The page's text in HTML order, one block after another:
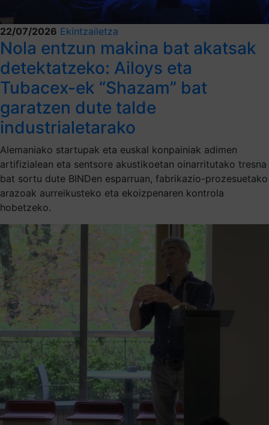
22/07/2026 Ekintzailetza
Nola entzun makina bat akatsak
detektatzeko: Ailoys eta
Tubacex-ek “Shazam” bat
garatzen dute talde
industrialetarako
Alemaniako startupak eta euskal konpainiak adimen
artifizialean eta sentsore akustikoetan oinarritutako tresna
bat sortu dute BINDen esparruan, fabrikazio-prozesuetako
arazoak aurreikusteko eta ekoizpenaren kontrola
hobetzeko.